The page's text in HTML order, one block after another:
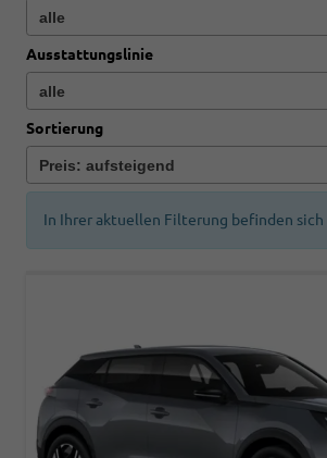
Ausstattungslinie
Sortierung
In Ihrer aktuellen Filterung befinden sich